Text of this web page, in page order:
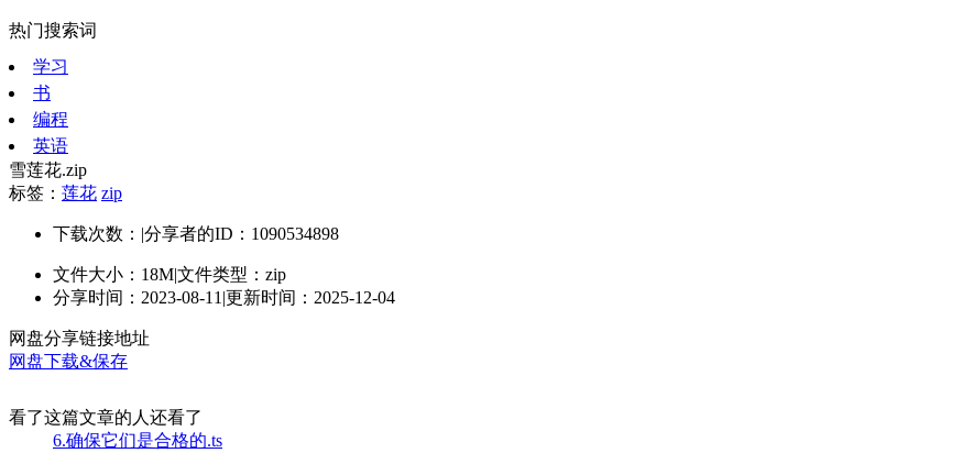
热门搜索词
学习
书
编程
英语
雪莲花.zip
标签： 莲花 zip
下载次数： |分享者的ID：1090534898
文件大小：18M|文件类型：zip
分享时间：2023-08-11 |更新时间：2025-12-04
网盘分享链接地址
网盘下载&保存
看了这篇文章的人还看了
6.确保它们是合格的.ts